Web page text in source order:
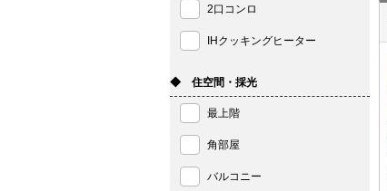
2口コンロ
IHクッキングヒーター
◆ 住空間・採光
最上階
角部屋
バルコニー